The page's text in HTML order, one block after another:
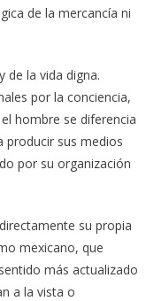
de la mercancía ni
de la vida digna.
por la conciencia,
hombre se diferencia
producir sus medios
por su organización
su propia
mexicano, que
más actualizado
a la vista o